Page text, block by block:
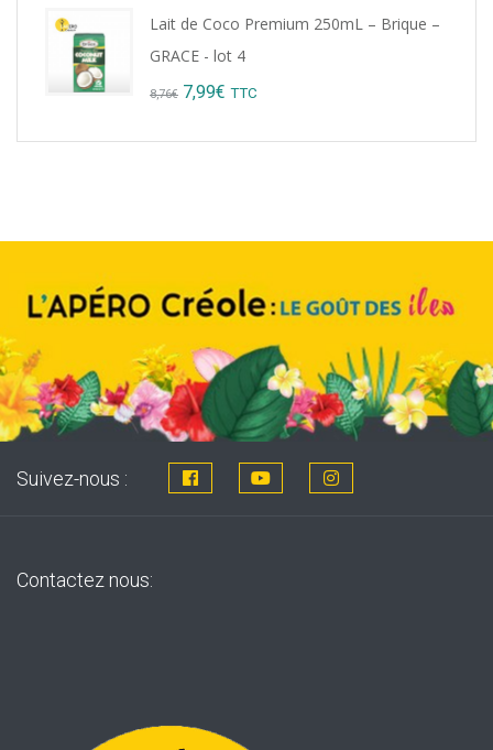
Lait de Coco Premium 250mL – Brique –
GRACE - lot 4
8,76€ Original
7,99€ Current
TTC
Suivez-nous :
Contactez nous: